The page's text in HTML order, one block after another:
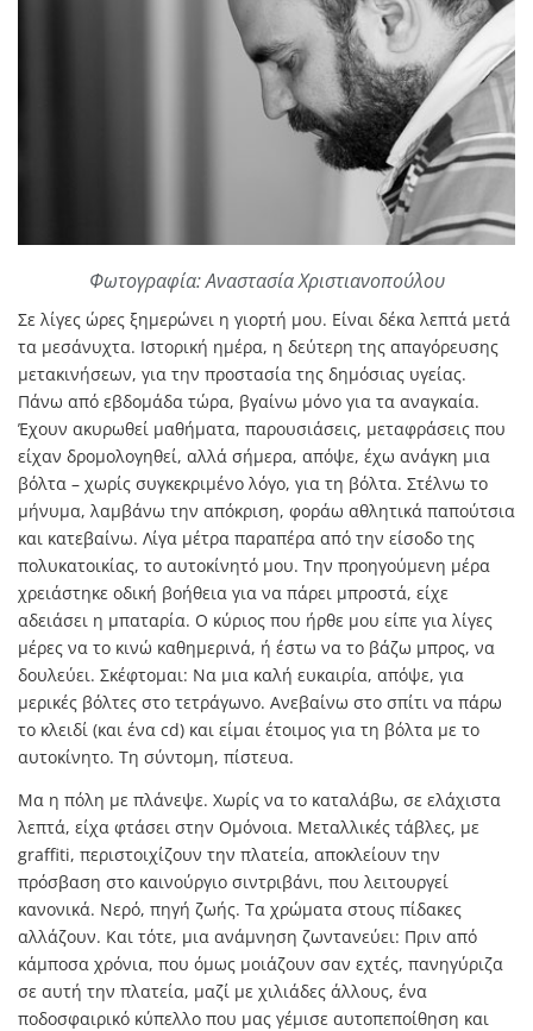
Φωτογραφία: Aναστασία Χριστιανοπούλου
Σε λίγες ώρες ξημερώνει η γιορτή μου. Είναι δέκα λεπτά μετά
τα μεσάνυχτα. Ιστορική ημέρα, η δεύτερη της απαγόρευσης
μετακινήσεων, για την προστασία της δημόσιας υγείας.
Πάνω από εβδομάδα τώρα, βγαίνω μόνο για τα αναγκαία.
Έχουν ακυρωθεί μαθήματα, παρουσιάσεις, μεταφράσεις που
είχαν δρομολογηθεί, αλλά σήμερα, απόψε, έχω ανάγκη μια
βόλτα – χωρίς συγκεκριμένο λόγο, για τη βόλτα. Στέλνω το
μήνυμα, λαμβάνω την απόκριση, φοράω αθλητικά παπούτσια
και κατεβαίνω. Λίγα μέτρα παραπέρα από την είσοδο της
πολυκατοικίας, το αυτοκίνητό μου. Την προηγούμενη μέρα
χρειάστηκε οδική βοήθεια για να πάρει μπροστά, είχε
αδειάσει η μπαταρία. Ο κύριος που ήρθε μου είπε για λίγες
μέρες να το κινώ καθημερινά, ή έστω να το βάζω μπρος, να
δουλεύει. Σκέφτομαι: Να μια καλή ευκαιρία, απόψε, για
μερικές βόλτες στο τετράγωνο. Ανεβαίνω στο σπίτι να πάρω
το κλειδί (και ένα cd) και είμαι έτοιμος για τη βόλτα με το
αυτοκίνητο. Τη σύντομη, πίστευα.
Μα η πόλη με πλάνεψε. Χωρίς να το καταλάβω, σε ελάχιστα
λεπτά, είχα φτάσει στην Ομόνοια. Μεταλλικές τάβλες, με
graffiti, περιστοιχίζουν την πλατεία, αποκλείουν την
πρόσβαση στο καινούργιο σιντριβάνι, που λειτουργεί
κανονικά. Νερό, πηγή ζωής. Τα χρώματα στους πίδακες
αλλάζουν. Και τότε, μια ανάμνηση ζωντανεύει: Πριν από
κάμποσα χρόνια, που όμως μοιάζουν σαν εχτές, πανηγύριζα
σε αυτή την πλατεία, μαζί με χιλιάδες άλλους, ένα
ποδοσφαιρικό κύπελλο που μας γέμισε αυτοπεποίθηση και